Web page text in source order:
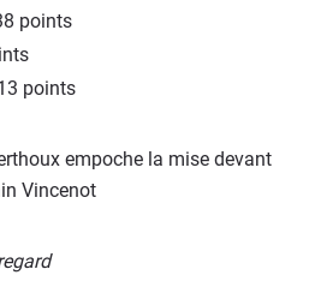
points
points
empoche la mise devant
Vincenot